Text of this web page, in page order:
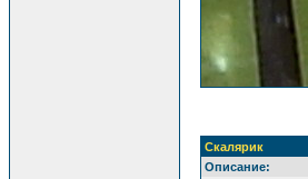
Скалярик
Описание: